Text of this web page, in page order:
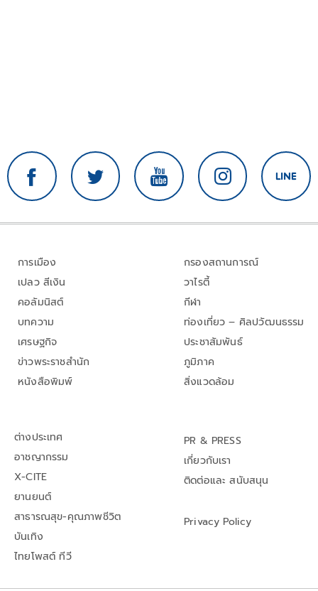
การเมือง
เปลว สีเงิน
คอลัมนิสต์
บทความ
เศรษฐกิจ
ข่าวพระราชสำนัก
หนังสือพิมพ์
กรองสถานการณ์
วาไรตี้
กีฬา
ท่องเที่ยว – ศิลปวัฒนธรรม
ประชาสัมพันธ์
ภูมิภาค
สิ่งแวดล้อม
ต่างประเทศ
อาชญากรรม
X-CITE
ยานยนต์
สาธารณสุข-คุณภาพชีวิต
บันเทิง
ไทยโพสต์ ทีวี
PR & PRESS
เกี่ยวกับเรา
ติดต่อและ สนับสนุน
Privacy Policy